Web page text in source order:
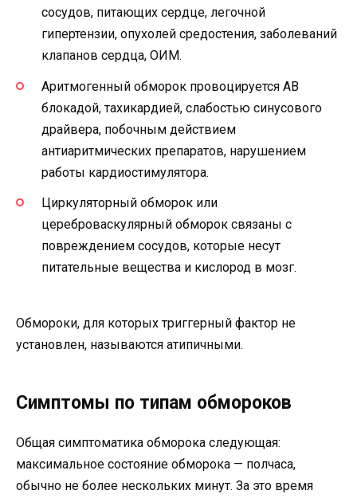
сосудов, питающих сердце, легочной
гипертензии, опухолей средостения, заболеваний
клапанов сердца, ОИМ.
Аритмогенный обморок провоцируется АВ
блокадой, тахикардией, слабостью синусового
драйвера, побочным действием
антиаритмических препаратов, нарушением
работы кардиостимулятора.
Циркуляторный обморок или
цереброваскулярный обморок связаны с
повреждением сосудов, которые несут
питательные вещества и кислород в мозг.
Обмороки, для которых триггерный фактор не
установлен, называются атипичными.
Симптомы по типам обмороков
Общая симптоматика обморока следующая:
максимальное состояние обморока — полчаса,
обычно не более нескольких минут. За это время